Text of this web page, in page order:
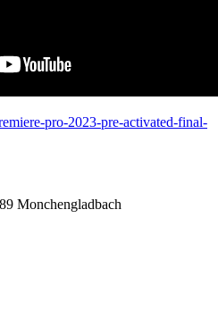
pro-2023-pre-activated-final-
Monchengladbach